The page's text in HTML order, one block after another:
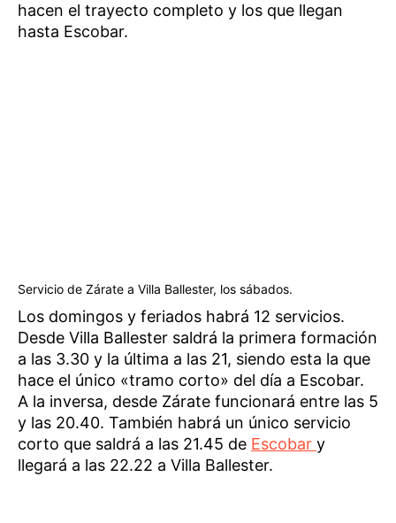
hacen el trayecto completo y los que llegan
hasta Escobar.
Servicio de Zárate a Villa Ballester, los sábados.
Los domingos y feriados habrá 12 servicios.
Desde Villa Ballester saldrá la primera formación
a las 3.30 y la última a las 21, siendo esta la que
hace el único «tramo corto» del día a Escobar.
A la inversa, desde Zárate funcionará entre las 5
y las 20.40. También habrá un único servicio
corto que saldrá a las 21.45 de Escobar y
llegará a las 22.22 a Villa Ballester.